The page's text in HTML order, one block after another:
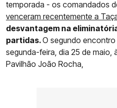
temporada - os comandados
venceram recentemente a
desvantagem na
partidas.O segundo
segunda-feira, dia 25 de maio,
Pavilhão João Rocha,